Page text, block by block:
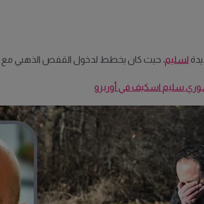
لسليم، حيث كان يخطط لدخول القفص الذهبي مع
سليم اسكيف في أوربرو